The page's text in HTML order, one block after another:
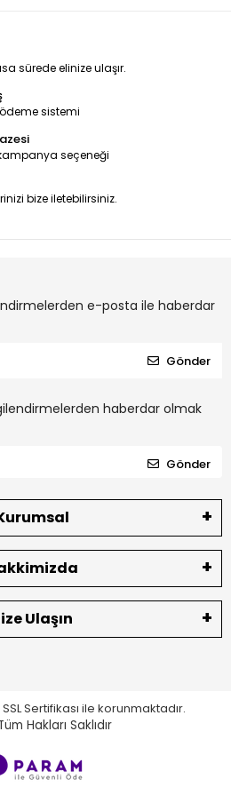
sürede elinize ulaşır.
sistemi
seçeneği
bize iletebilirsiniz.
e-posta ile haberdar
Gönder
haberdar olmak
Gönder
Ulaşın
Sertifikası ile korunmaktadır.
Hakları Saklıdır